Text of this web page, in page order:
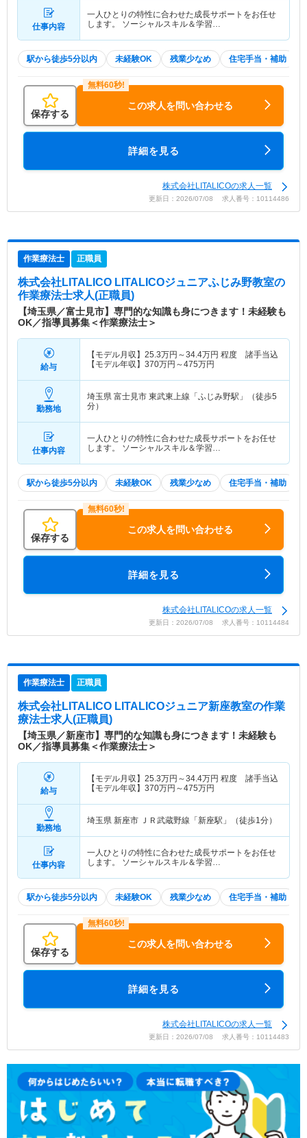
仕事内容
一人ひとりの特性に合わせた成長サポートをお任せ
します。 ソーシャルスキル＆学習…
駅から徒歩5分以内 未経験OK 残業少なめ 住宅手当・補助
保存する
この求人を問い合わせる
詳細を見る
株式会社LITALICOの求人一覧
更新日：2026/07/08 求人番号：10114486
作業療法士 正職員
株式会社LITALICO LITALICOジュニアふじみ野教室の
作業療法士求人(正職員)
【埼玉県／富士見市】専門的な知識も身につきます！未経験も
OK／指導員募集＜作業療法士＞
給与
【モデル月収】 25.3万円～34.4万円 程度 諸手当込
【モデル年収】 370万円～475万円
勤務地
埼玉県 富士見市 東武東上線「ふじみ野駅」（徒歩5
分）
仕事内容
一人ひとりの特性に合わせた成長サポートをお任せ
します。 ソーシャルスキル＆学習…
駅から徒歩5分以内 未経験OK 残業少なめ 住宅手当・補助
保存する
この求人を問い合わせる
詳細を見る
株式会社LITALICOの求人一覧
更新日：2026/07/08 求人番号：10114484
作業療法士 正職員
株式会社LITALICO LITALICOジュニア新座教室の作業
療法士求人(正職員)
【埼玉県／新座市】専門的な知識も身につきます！未経験も
OK／指導員募集＜作業療法士＞
給与
【モデル月収】 25.3万円～34.4万円 程度 諸手当込
【モデル年収】 370万円～475万円
勤務地
埼玉県 新座市 ＪＲ武蔵野線「新座駅」（徒歩1分）
仕事内容
一人ひとりの特性に合わせた成長サポートをお任せ
します。 ソーシャルスキル＆学習…
駅から徒歩5分以内 未経験OK 残業少なめ 住宅手当・補助
保存する
この求人を問い合わせる
詳細を見る
株式会社LITALICOの求人一覧
更新日：2026/07/08 求人番号：10114483